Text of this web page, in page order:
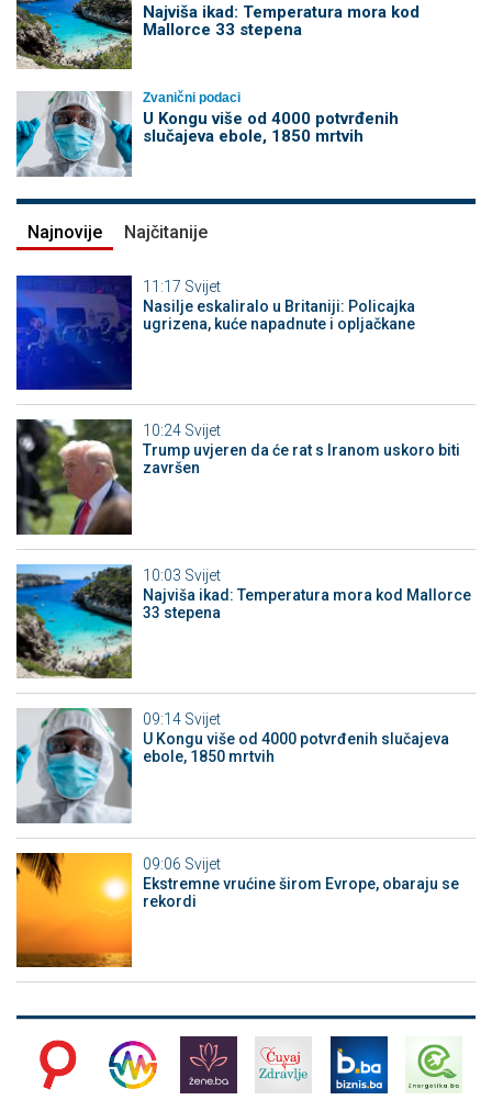
Najviša ikad: Temperatura mora kod
Mallorce 33 stepena
Zvanični podaci
U Kongu više od 4000 potvrđenih
slučajeva ebole, 1850 mrtvih
Najnovije Najčitanije
11:17 Svijet
Nasilje eskaliralo u Britaniji: Policajka
ugrizena, kuće napadnute i opljačkane
10:24 Svijet
Trump uvjeren da će rat s Iranom uskoro biti
završen
10:03 Svijet
Najviša ikad: Temperatura mora kod Mallorce
33 stepena
09:14 Svijet
U Kongu više od 4000 potvrđenih slučajeva
ebole, 1850 mrtvih
09:06 Svijet
Ekstremne vrućine širom Evrope, obaraju se
rekordi